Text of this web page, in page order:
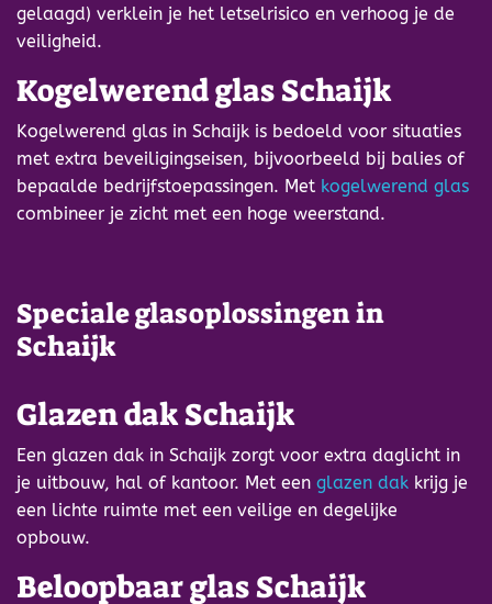
gelaagd) verklein je het letselrisico en verhoog je de
veiligheid.
Kogelwerend glas Schaijk
Kogelwerend glas in Schaijk is bedoeld voor situaties
met extra beveiligingseisen, bijvoorbeeld bij balies of
bepaalde bedrijfstoepassingen. Met kogelwerend glas
combineer je zicht met een hoge weerstand.
Speciale glasoplossingen in
Schaijk
Glazen dak Schaijk
Een glazen dak in Schaijk zorgt voor extra daglicht in
je uitbouw, hal of kantoor. Met een glazen dak krijg je
een lichte ruimte met een veilige en degelijke
opbouw.
Beloopbaar glas Schaijk